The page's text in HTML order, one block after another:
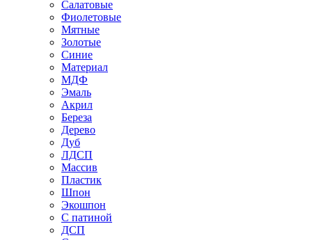
Салатовые
Фиолетовые
Мятные
Золотые
Синие
Материал
МДФ
Эмаль
Акрил
Береза
Дерево
Дуб
ЛДСП
Массив
Пластик
Шпон
Экошпон
С патиной
ДСП